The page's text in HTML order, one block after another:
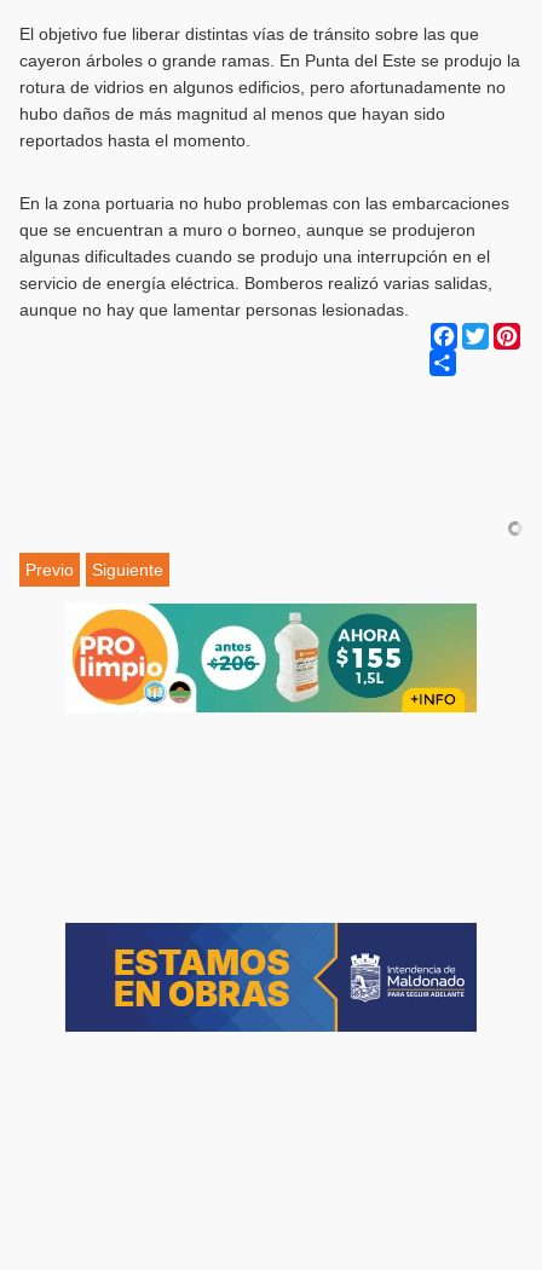
El objetivo fue liberar distintas vías de tránsito sobre las que
cayeron árboles o grande ramas. En Punta del Este se produjo la
rotura de vidrios en algunos edificios, pero afortunadamente no
hubo daños de más magnitud al menos que hayan sido
reportados hasta el momento.
En la zona portuaria no hubo problemas con las embarcaciones
que se encuentran a muro o borneo, aunque se produjeron
algunas dificultades cuando se produjo una interrupción en el
servicio de energía eléctrica. Bomberos realizó varias salidas,
aunque no hay que lamentar personas lesionadas.
Facebook
Twitter
Previo Siguiente